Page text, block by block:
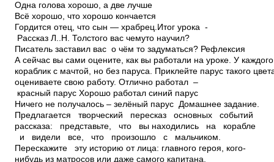
Одна голова хорошо, а две лучше
Всё хорошо, что хорошо кончается
Гордится отец, что сын — храбрец.Итог урока ­
Рассказ Л..Н. Толстого вас чему­то научил?
Писатель заставил вас о чём­ то задуматься? Рефлексия
А сейчас вы сами оцените, как вы работали на уроке. У
кораблик с мачтой, но без паруса. Приклейте парус такого
оцениваете свою работу. Отлично работал –
красный парус Хорошо работал­ синий парус
Ничего не получалось – зелёный парус Домашнее задание.
Предлагается творческий пересказ основных событий
рассказа: представьте, что вы находились на корабле
и видели все, что произошло с мальчиком.
Перескажите эту историю от лица: главного героя, кого­
нибудь из матросов или даже самого капитана.